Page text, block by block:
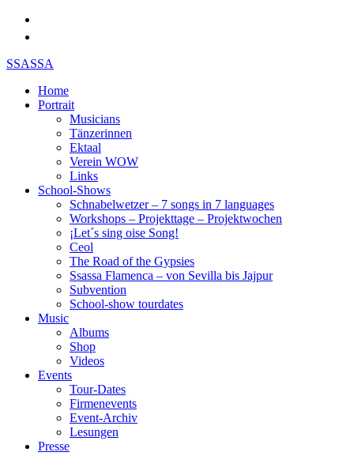
SSASSA
Home
Portrait
Musicians
Tänzerinnen
Ektaal
Verein WOW
Links
School-Shows
Schnabelwetzer – 7 songs in 7 languages
Workshops – Projekttage – Projektwochen
¡Let´s sing oise Song!
Ceol
The Road of the Gypsies
Ssassa Flamenca – von Sevilla bis Jajpur
Subvention
School-show tourdates
Music
Albums
Shop
Videos
Events
Tour-Dates
Firmenevents
Event-Archiv
Lesungen
Presse